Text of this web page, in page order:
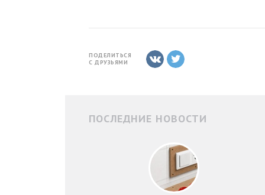
ПОДЕЛИТЬСЯ
С ДРУЗЬЯМИ
ПОСЛЕДНИЕ НОВОСТИ